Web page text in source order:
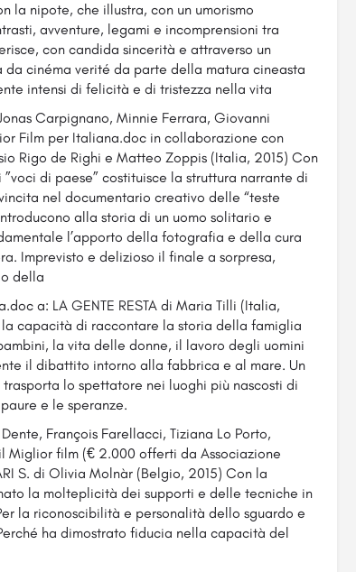
la nipote, che illustra, con un umorismo
avventure, legami e incomprensioni tra
con candida sincerità e attraverso un
cinéma verité da parte della matura cineasta
intensi di felicità e di tristezza nella vita
Carpignano, Minnie Ferrara, Giovanni
Film per Italiana.doc in collaborazione con
Rigo de Righi e Matteo Zoppis (Italia, 2015) Con
di paese” costituisce la struttura narrante di
nel documentario creativo delle “teste
alla storia di un uomo solitario e
l’apporto della fotografia e della cura
Imprevisto e delizioso il finale a sorpresa,
della
a: LA GENTE RESTA di Maria Tilli (Italia,
capacità di raccontare la storia della famiglia
la vita delle donne, il lavoro degli uomini
il dibattito intorno alla fabbrica e al mare. Un
lo spettatore nei luoghi più nascosti di
e le speranze.
François Farellacci, Tiziana Lo Porto,
Miglior film (€ 2.000 offerti da Associazione
S. di Olivia Molnàr (Belgio, 2015) Con la
la molteplicità dei supporti e delle tecniche in
la riconoscibilità e personalità dello sguardo e
ha dimostrato fiducia nella capacità del